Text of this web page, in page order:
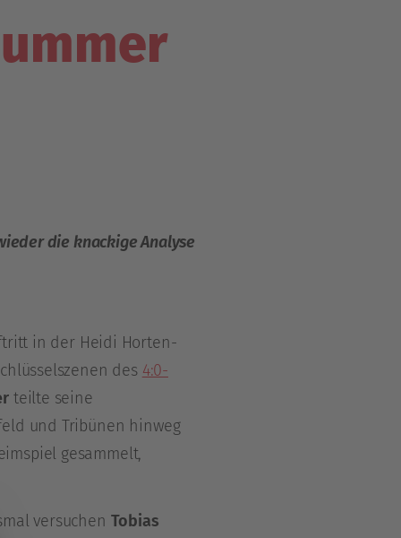
die knackige Analyse
in der Heidi Horten-
des 4:0-
teilte seine
und Tribünen hinweg
gesammelt,
versuchen Tobias